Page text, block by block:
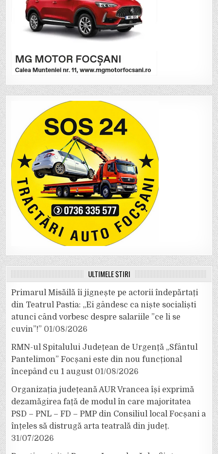
ULTIMELE ȘTIRI
Primarul Misăilă îi jignește pe actorii îndepărtați
din Teatrul Pastia: „Ei gândesc ca niște socialiști
atunci când vorbesc despre salariile ”ce li se
cuvin”!” 01/08/2026
RMN-ul Spitalului Județean de Urgență „Sfântul
Pantelimon” Focșani este din nou funcțional
începând cu 1 august 01/08/2026
Organizația județeană AUR Vrancea își exprimă
dezamăgirea față de modul în care majoritatea
PSD – PNL – FD – PMP din Consiliul local Focșani a
înțeles să distrugă arta teatrală din județ.
31/07/2026